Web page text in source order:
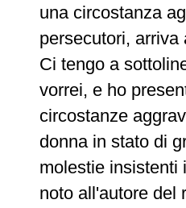
una circostanza
persecutori,
Ci tengo a
vorrei, e ho
circostanze
donna in stato di
molestie insistenti
noto all'autore del